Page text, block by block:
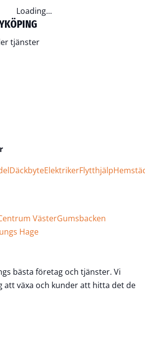
Loading...
tjänster
DäckbyteElektrikerFlytthjälp
VästerGumsbacken
Hage
bästa företag och tjänster. Vi
att växa och kunder att hitta det de